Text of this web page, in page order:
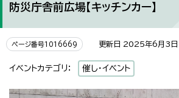
防災庁舎前広場【キッチンカー】
ページ番号1016669 更新日 2025年6月3日
イベントカテゴリ： 催し・イベント